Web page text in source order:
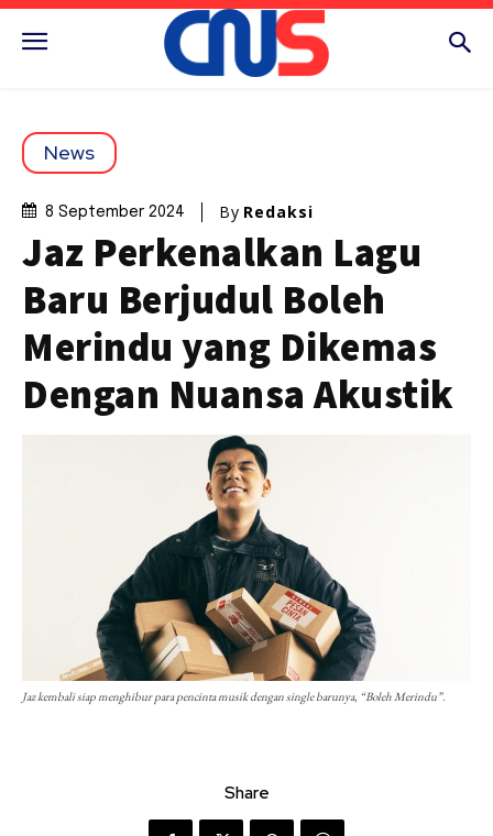
News
8 September 2024 By Redaksi
Jaz Perkenalkan Lagu
Baru Berjudul Boleh
Merindu yang Dikemas
Dengan Nuansa Akustik
Jaz kembali siap menghibur para pencinta musik dengan single barunya, “Boleh Merindu”.
Share